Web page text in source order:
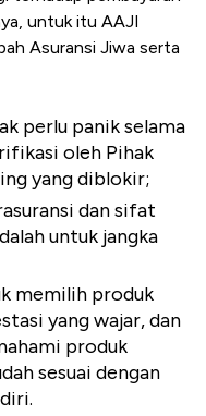
untuk itu AAJI
Asuransi Jiwa serta
perlu panik selama
oleh Pihak
yang diblokir;
dan sifat
untuk jangka
memilih produk
yang wajar, dan
produk
sesuai dengan